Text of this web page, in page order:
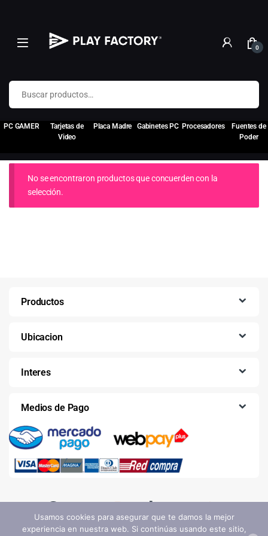
0
Buscar por:
PC GAMER
Tarjetas de
Video
Placa Madre Gabinetes PC Procesadores
Fuentes de
Poder
No se encontraron productos que concuerden con la
selección.
Productos
Ubicacion
Interes
Medios de Pago
Usamos cookies para asegurar que te damos la mejor
experiencia en nuestra web. Si continúas usando este sitio,